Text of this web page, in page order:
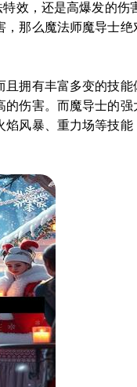
效，还是高爆发的伤
那么魔法师魔导士
拥有丰富多变的技
伤害。而魔导士的
风暴、重力场等技